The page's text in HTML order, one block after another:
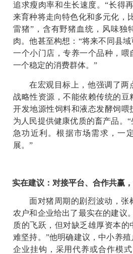
追求瘦肉率和生长速度。“长得
来育种将走向特色化和多元化，
雷猪”，含有野猪血统，风味独
肉。他甚至构想：“将来不同县域
一个小门店，专养一个品种，喂
一个稳定的消费群体。”
在宏观目标上，他强调了两
战略性资源，不能依赖传统的豆
开发地源性饲料和液态发酵饲喂
为人民提供健康优质的畜产品。
急功近利。根据市场需求，一
展。”
实在建议：对接平台、合作共赢
面对猪周期的剧烈波动，张
农户和企业给出了最实在的建议
质的飞跃，但对缺乏雄厚资本的
难坚持。”他明确建议，中小养
企业挂钩，采用代养或合作模